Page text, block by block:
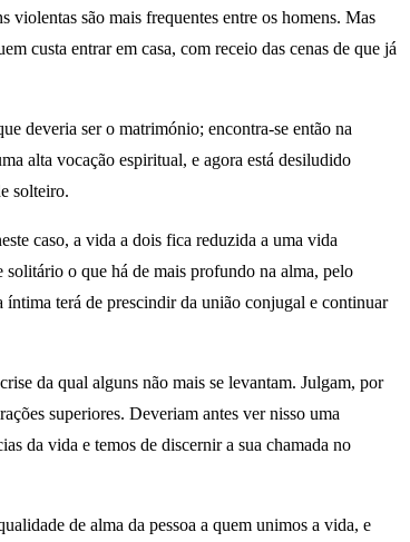
violentas são mais frequentes entre os homens. Mas
custa entrar em casa, com receio das cenas de que já
deveria ser o matrimónio; encontra-se então na
alta vocação espiritual, e agora está desiludido
solteiro.
caso, a vida a dois fica reduzida a uma vida
solitário o que há de mais profundo na alma, pelo
terá de prescindir da união conjugal e continuar
da qual alguns não mais se levantam. Julgam, por
superiores. Deveriam antes ver nisso uma
da vida e temos de discernir a sua chamada no
de alma da pessoa a quem unimos a vida, e